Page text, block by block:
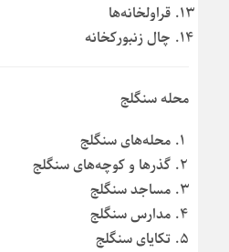
قراولخانه‌ها
چال زنبورکخانه
محله سنگلج
محله‌های سنگلج
گذرها و کوچه‌های سنگلج
مساجد سنگلج
مدارس سنگلج
تکایای سنگلج